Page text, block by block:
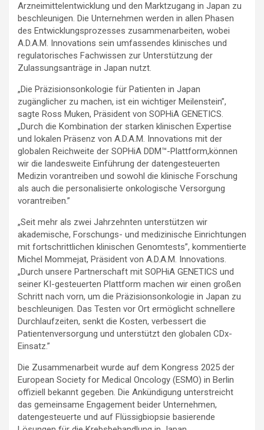
Arzneimittelentwicklung und den Marktzugang in Japan zu
beschleunigen. Die Unternehmen werden in allen Phasen
des Entwicklungsprozesses zusammenarbeiten, wobei
A.D.A.M. Innovations sein umfassendes klinisches und
regulatorisches Fachwissen zur Unterstützung der
Zulassungsanträge in Japan nutzt.
„Die Präzisionsonkologie für Patienten in Japan
zugänglicher zu machen, ist ein wichtiger Meilenstein”,
sagte Ross Muken, Präsident von SOPHiA GENETICS.
„Durch die Kombination der starken klinischen Expertise
und lokalen Präsenz von A.D.A.M. Innovations mit der
globalen Reichweite der SOPHiA DDM™-Plattform,können
wir die landesweite Einführung der datengesteuerten
Medizin vorantreiben und sowohl die klinische Forschung
als auch die personalisierte onkologische Versorgung
vorantreiben.”
„Seit mehr als zwei Jahrzehnten unterstützen wir
akademische, Forschungs- und medizinische Einrichtungen
mit fortschrittlichen klinischen Genomtests”, kommentierte
Michel Mommejat, Präsident von A.D.A.M. Innovations.
„Durch unsere Partnerschaft mit SOPHiA GENETICS und
seiner KI-gesteuerten Plattform machen wir einen großen
Schritt nach vorn, um die Präzisionsonkologie in Japan zu
beschleunigen. Das Testen vor Ort ermöglicht schnellere
Durchlaufzeiten, senkt die Kosten, verbessert die
Patientenversorgung und unterstützt den globalen CDx-
Einsatz.”
Die Zusammenarbeit wurde auf dem Kongress 2025 der
European Society for Medical Oncology (ESMO) in Berlin
offiziell bekannt gegeben. Die Ankündigung unterstreicht
das gemeinsame Engagement beider Unternehmen,
datengesteuerte und auf Flüssigbiopsie basierende